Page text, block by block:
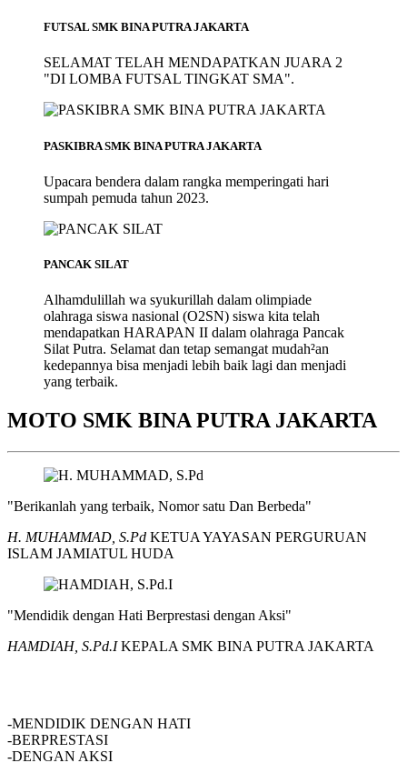
FUTSAL SMK BINA PUTRA JAKARTA
SELAMAT TELAH MENDAPATKAN JUARA 2
"DI LOMBA FUTSAL TINGKAT SMA".
PASKIBRA SMK BINA PUTRA JAKARTA
Upacara bendera dalam rangka memperingati hari
sumpah pemuda tahun 2023.
PANCAK SILAT
Alhamdulillah wa syukurillah dalam olimpiade
olahraga siswa nasional (O2SN) siswa kita telah
mendapatkan HARAPAN II dalam olahraga Pancak
Silat Putra. Selamat dan tetap semangat mudah²an
kedepannya bisa menjadi lebih baik lagi dan menjadi
yang terbaik.
MOTO SMK BINA PUTRA JAKARTA
"Berikanlah yang terbaik, Nomor satu Dan Berbeda"
H. MUHAMMAD, S.Pd KETUA YAYASAN PERGURUAN
ISLAM JAMIATUL HUDA
"Mendidik dengan Hati Berprestasi dengan Aksi"
HAMDIAH, S.Pd.IKEPALA SMK BINA PUTRA JAKARTA
-MENDIDIK DENGAN HATI
-BERPRESTASI
-DENGAN AKSI